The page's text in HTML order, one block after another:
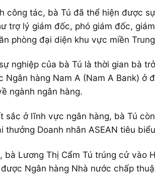
công tác, bà Tú đã thể hiện được
trợ lý giám đốc, phó giám đốc,
phòng đại diện khu vực miền
nghiệp của bà Tú là thời gian bà
Ngân hàng Nam A (Nam A Bank)
ngành ngân hàng.
sắc ở lĩnh vực ngân hàng, bà Tú
thưởng Doanh nhân ASEAN tiêu
bà Lương Thị Cẩm Tú trúng cử vào
Ngân hàng Nhà nước chấp